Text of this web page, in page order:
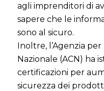
agli imprenditori di
sapere che le
sono al sicuro.
Inoltre, l’Agenzia
Nazionale (ACN) ha
certificazioni per
sicurezza dei